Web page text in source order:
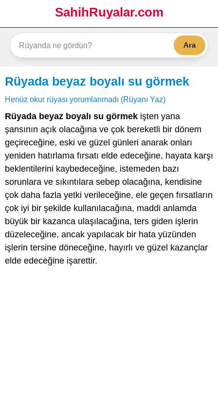
SahihRuyalar.com
Ara
Rüyada beyaz boyalı su görmek
Henüz okur rüyası yorumlanmadı (Rüyanı Yaz)
Rüyada beyaz boyalı su görmek işten yana
şansının açık olacağına ve çok bereketli bir dönem
geçireceğine, eski ve güzel günleri anarak onları
yeniden hatırlama fırsatı elde edeceğine, hayata karşı
beklentilerini kaybedeceğine, istemeden bazı
sorunlara ve sıkıntılara sebep olacağına, kendisine
çok daha fazla yetki verileceğine, ele geçen fırsatların
çok iyi bir şekilde kullanılacağına, maddi anlamda
büyük bir kazanca ulaşılacağına, ters giden işlerin
düzeleceğine, ancak yapılacak bir hata yüzünden
işlerin tersine döneceğine, hayırlı ve güzel kazançlar
elde edeceğine işarettir.